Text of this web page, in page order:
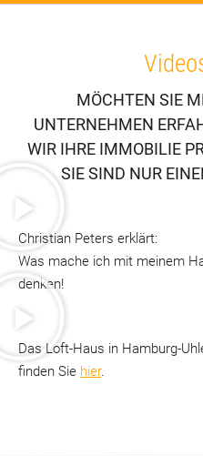
MÖCHTEN SIE
UNTERNEHMEN
WIR IHRE IMMOBILIE
SIE SIND NUR
Christian Peters erklärt:
Was mache ich mit meinem
denken!
Das Loft-Haus in Hamburg-
finden Sie hier.